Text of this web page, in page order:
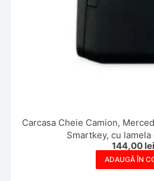
Carcasa Cheie Camion,
Smartkey, cu
144,00 lei
ADAUGĂ ÎN